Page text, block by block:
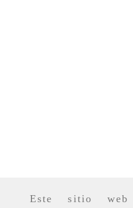
Este sitio